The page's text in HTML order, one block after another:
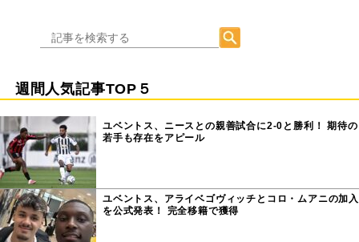
週間人気記事TOP５
ユベントス、ニースとの親善試合に2-0と勝利！ 期待の
若手も存在をアピール
ユベントス、アライベゴヴィッチとコロ・ムアニの加入
を公式発表！ 完全移籍で獲得